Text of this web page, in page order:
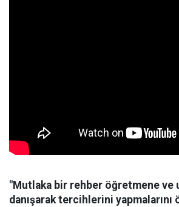
"Mutlaka bir rehber öğretmene ve
danışarak tercihlerini